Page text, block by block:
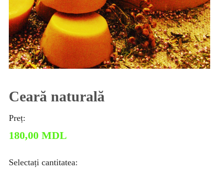
Ceară naturală
Preț:
180,00 MDL
Selectați cantitatea: